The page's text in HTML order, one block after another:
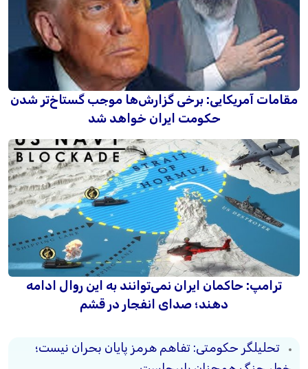
مقامات آمریکایی: برخی گزارش‌ها موجب گستاخ‌تر شدن
حکومت ایران خواهد شد
ترامپ: حاکمان ایران نمی‌توانند به این روال ادامه
دهند؛ صدای انفجار در قشم
تحلیلگر حکومتی: تفاهم هرمز پایان بحران نیست؛